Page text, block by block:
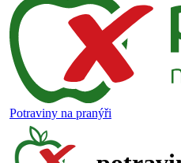
Potraviny na pranýři